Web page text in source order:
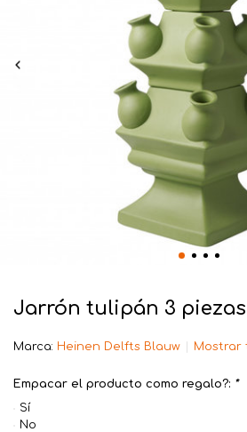
Jarrón tulipán 3 piezas
Marca: Heinen Delfts Blauw Mostrar
Empacar el producto como regalo?: *
Sí
No